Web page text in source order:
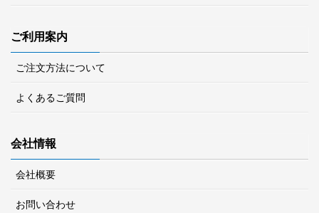
ご利用案内
ご注文方法について
よくあるご質問
会社情報
会社概要
お問い合わせ